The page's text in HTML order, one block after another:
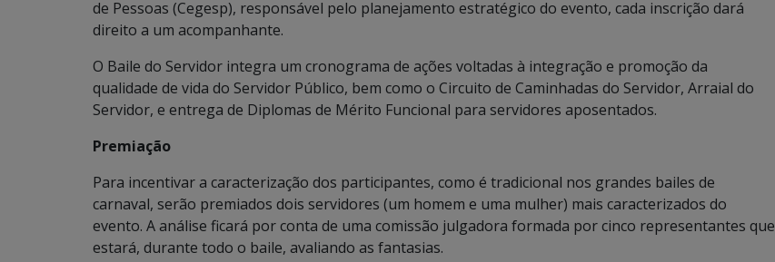
de Pessoas (Cegesp), responsável pelo planejamento estratégico do evento, cada inscrição dará
direito a um acompanhante.
O Baile do Servidor integra um cronograma de ações voltadas à integração e promoção da
qualidade de vida do Servidor Público, bem como o Circuito de Caminhadas do Servidor, Arraial do
Servidor, e entrega de Diplomas de Mérito Funcional para servidores aposentados.
Premiação
Para incentivar a caracterização dos participantes, como é tradicional nos grandes bailes de
carnaval, serão premiados dois servidores (um homem e uma mulher) mais caracterizados do
evento. A análise ficará por conta de uma comissão julgadora formada por cinco representantes que
estará, durante todo o baile, avaliando as fantasias.